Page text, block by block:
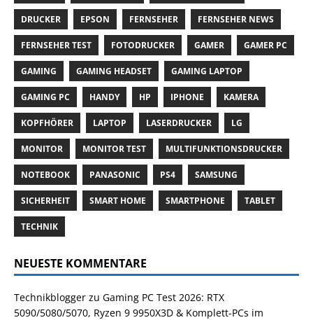
DRUCKER EPSON FERNSEHER FERNSEHER NEWS
FERNSEHER TEST FOTODRUCKER GAMER GAMER PC
GAMING GAMING HEADSET GAMING LAPTOP
GAMING PC HANDY HP IPHONE KAMERA
KOPFHÖRER LAPTOP LASERDRUCKER LG
MONITOR MONITOR TEST MULTIFUNKTIONSDRUCKER
NOTEBOOK PANASONIC PS4 SAMSUNG
SICHERHEIT SMART HOME SMARTPHONE TABLET
TECHNIK
NEUESTE KOMMENTARE
Technikblogger zu Gaming PC Test 2026: RTX
5090/5080/5070, Ryzen 9 9950X3D & Komplett-PCs im